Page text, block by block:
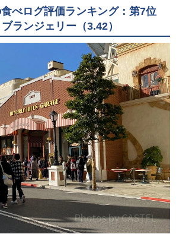
べログ評価ランキング：第7位
ランジェリー（3.42）